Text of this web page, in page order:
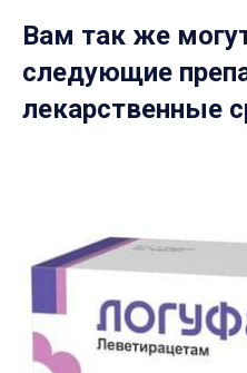
Вам так же
следующие
лекарственные